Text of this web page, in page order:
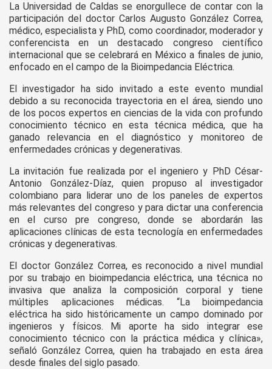
La Universidad de Caldas se enorgullece de contar con la
participación del doctor Carlos Augusto González Correa,
médico, especialista y PhD, como coordinador, moderador y
conferencista en un destacado congreso científico
internacional que se celebrará en México a finales de junio,
enfocado en el campo de la Bioimpedancia Eléctrica.
El investigador ha sido invitado a este evento mundial
debido a su reconocida trayectoria en el área, siendo uno
de los pocos expertos en ciencias de la vida con profundo
conocimiento técnico en esta técnica médica, que ha
ganado relevancia en el diagnóstico y monitoreo de
enfermedades crónicas y degenerativas.
La invitación fue realizada por el ingeniero y PhD César-
Antonio González-Díaz, quien propuso al investigador
colombiano para liderar uno de los paneles de expertos
más relevantes del congreso y para dictar una conferencia
en el curso pre congreso, donde se abordarán las
aplicaciones clínicas de esta tecnología en enfermedades
crónicas y degenerativas.
El doctor González Correa, es reconocido a nivel mundial
por su trabajo en bioimpedancia eléctrica, una técnica no
invasiva que analiza la composición corporal y tiene
múltiples aplicaciones médicas. “La bioimpedancia
eléctrica ha sido históricamente un campo dominado por
ingenieros y físicos. Mi aporte ha sido integrar ese
conocimiento técnico con la práctica médica y clínica»,
señaló González Correa, quien ha trabajado en esta área
desde finales del siglo pasado.